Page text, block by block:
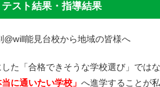
テスト結果・指導結果
@will能見台校から地域の皆様へ
た「合格できそうな学校選び」ではな
当に通いたい学校」 へ進学することが私